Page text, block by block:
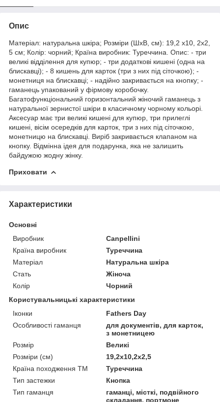
Опис
Матеріал: натуральна шкіра; Розміри (ШхВ, см): 19,2 х10, 2х2,
5 см; Колір: чорний; Країна виробник: Туреччина. Опис: - три
великі відділення для купюр; - три додаткові кишені (одна на
блискавці); - 8 кишень для карток (три з них під сіточкою); -
монетниця на блискавці; - надійно закривається на кнопку; -
гаманець упакований у фірмову коробочку.
Багатофункціональний горизонтальний жіночий гаманець з
натуральної зернистої шкіри в класичному чорному кольорі.
Аксесуар має три великі кишені для купюр, три прилеглі
кишені, вісім осередків для карток, три з них під сіточкою,
монетницю на блискавці. Виріб закривається клапаном на
кнопку. Відмінна ідея для подарунка, яка не залишить
байдужою жодну жінку.
Приховати
Характеристики
Основні
Виробник
Canpellini
Країна виробник
Туреччина
Матеріал
Натуральна шкіра
Стать
Жіноча
Колір
Чорний
Користувальницькі характеристики
Іконки
Fathers Day
Особливості гаманця
для документів, для карток,
з монетницею
Розмір
Великі
Розміри (см)
19,2х10,2х2,5
Країна походження ТМ
Туреччина
Тип застежки
Кнопка
Тип гаманця
гаманці, місткі, подвійного
складання, портмоне